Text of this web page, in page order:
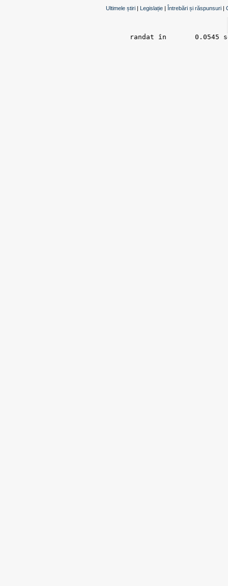
Ultimele știri | Legislație | Întrebări și răspunsuri |
randat în